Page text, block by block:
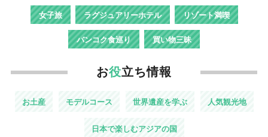
女子旅 ラグジュアリーホテル リゾート満喫
バンコク食巡り 買い物三昧
お役立ち情報
お土産 モデルコース 世界遺産を学ぶ 人気観光地
日本で楽しむアジアの国